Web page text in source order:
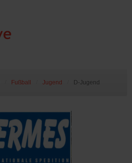
Fußball Jugend D-Jugend